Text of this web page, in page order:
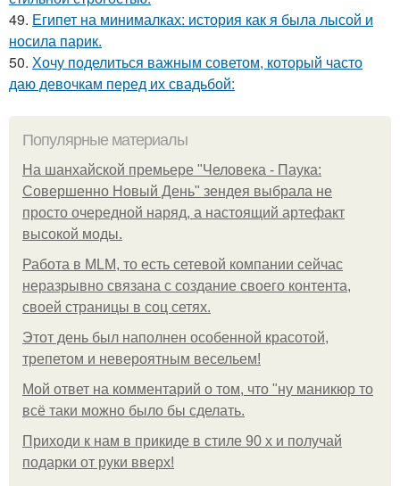
49. Египет на минималках: история как я была лысой и
носила парик.
50. Хочу поделиться важным советом, который часто
даю девочкам перед их свадьбой:
Популярные материалы
На шанхайской премьере "Человека - Паука:
Совершенно Новый День" зендея выбрала не
просто очередной наряд, а настоящий артефакт
высокой моды.
Работа в MLM, то есть сетевой компании сейчас
неразрывно связана с создание своего контента,
своей страницы в соц сетях.
Этот день был наполнен особенной красотой,
трепетом и невероятным весельем!
Мой ответ на комментарий о том, что "ну маникюр то
всё таки можно было бы сделать.
Приходи к нам в прикиде в стиле 90 х и получай
подарки от руки вверх!